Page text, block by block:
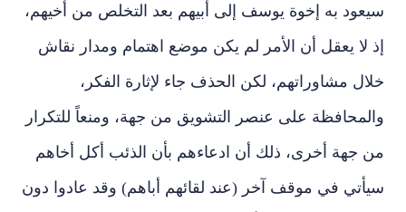
سيعود به إخوة يوسف إلى أبيهم بعد التخلص من أخيهم،
إذ لا يعقل أن الأمر لم يكن موضع اهتمام ومدار نقاش
خلال مشاوراتهم، لكن الحذف جاء لإثارة الفكر،
والمحافظة على عنصر التشويق من جهة، ومنعاً للتكرار
من جهة أخرى، ذلك أن ادعاءهم بأن الذئب أكل أخاهم
سيأتي في موقف آخر (عند لقائهم أباهم) وقد عادوا دون